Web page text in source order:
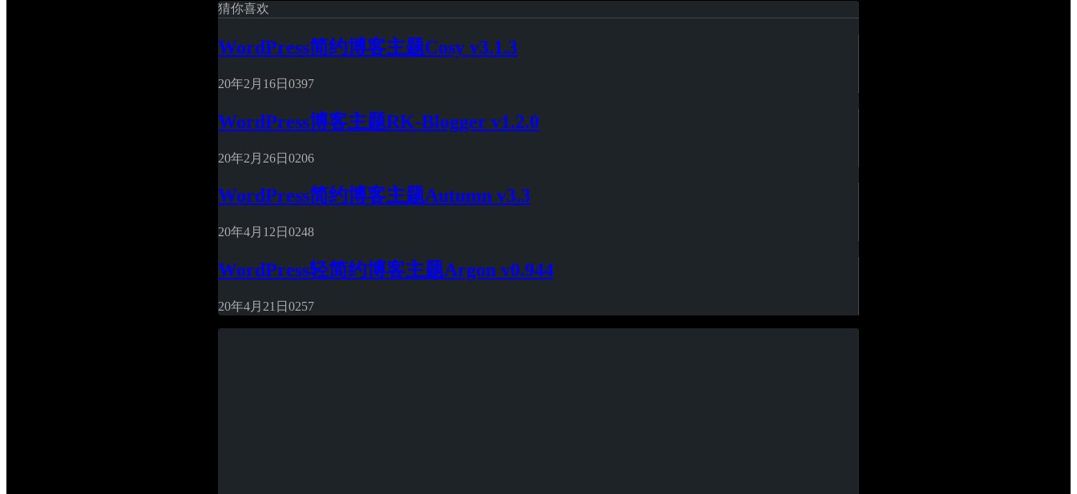
猜你喜欢
WordPress简约博客主题Cosy v3.1.3
20年2月16日 0397
WordPress博客主题RK-Blogger v1.2.0
20年2月26日 0206
WordPress简约博客主题Autumn v3.3
20年4月12日 0248
WordPress轻简约博客主题Argon v0.944
20年4月21日 0257